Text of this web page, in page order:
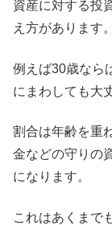
資産に対する投
え方があります。
例えば30歳なら
にまわしても大
割合は年齢を重
金などの守りの
になります。
これはあくまで